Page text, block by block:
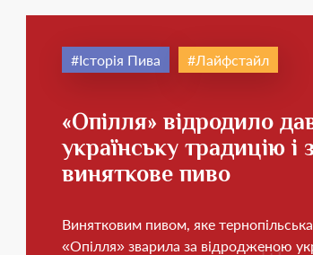
Історія Пива Лайфстайл
«Опілля» відродило
українську традицію і
виняткове пиво
Винятковим пивом, яке
«Опілля» зварила за відродженою
18+